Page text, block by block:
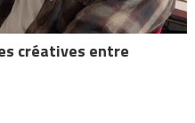
créatives entre